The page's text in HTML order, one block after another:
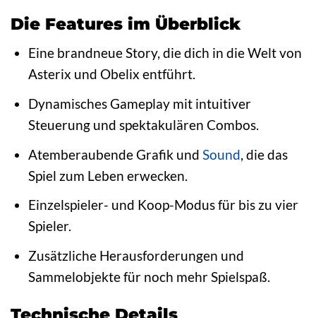
Die Features im Überblick
Eine brandneue Story, die dich in die Welt von
Asterix und Obelix entführt.
Dynamisches Gameplay mit intuitiver
Steuerung und spektakulären Combos.
Atemberaubende Grafik und Sound , die das
Spiel zum Leben erwecken.
Einzelspieler- und Koop-Modus für bis zu vier
Spieler.
Zusätzliche Herausforderungen und
Sammelobjekte für noch mehr Spielspaß.